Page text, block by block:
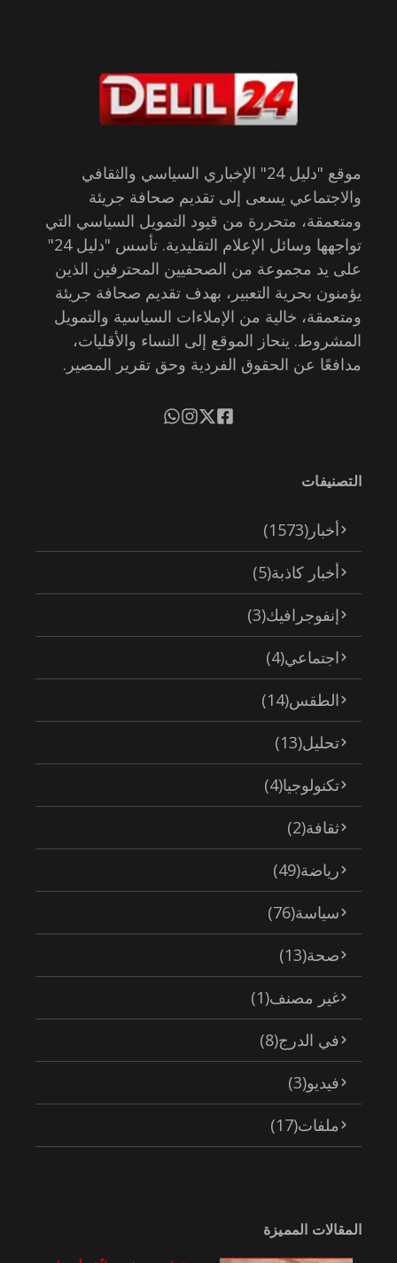
موقع "دليل 24" الإخباري السياسي والثقافي
والاجتماعي يسعى إلى تقديم صحافة جريئة
ومتعمقة، متحررة من قيود التمويل السياسي التي
تواجهها وسائل الإعلام التقليدية. تأسس "دليل 24"
على يد مجموعة من الصحفيين المحترفين الذين
يؤمنون بحرية التعبير، بهدف تقديم صحافة جريئة
ومتعمقة، خالية من الإملاءات السياسية والتمويل
المشروط. ينحاز الموقع إلى النساء والأقليات،
مدافعًا عن الحقوق الفردية وحق تقرير المصير.
التصنيفات
أخبار (1573)
أخبار كاذبة(5)
إنفوجرافيك(3)
اجتماعي(4)
الطقس(14)
تحليل(13)
تكنولوجيا(4)
ثقافة(2)
رياضة(49)
سياسة(76)
صحة(13)
غير مصنف(1)
في الدرج(8)
فيديو(3)
ملفات(17)
المقالات المميزة